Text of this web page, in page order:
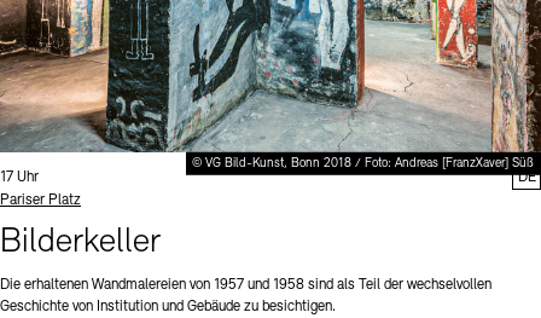
© VG Bild-Kunst, Bonn 2018 / Foto: Andreas [FranzXaver] Süß
Uhrzeit:
17 Uhr
Standort
Pariser Platz
Bilderkeller
Die erhaltenen Wandmalereien von 1957 und 1958 sind als Teil der wechselvollen
Geschichte von Institution und Gebäude zu besichtigen.
DE